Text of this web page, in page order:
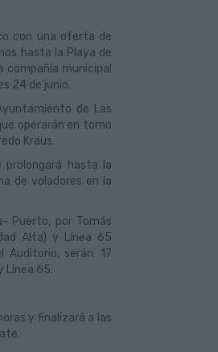
con una oferta de
hasta la Playa de
compañía municipal
24 de junio.
de Las
operarán en torno
Kraus.
hasta la
de voladores en la
Puerto, por Tomás
Alta) y Línea 65
serán: 17
Línea 65.
y finalizará a las